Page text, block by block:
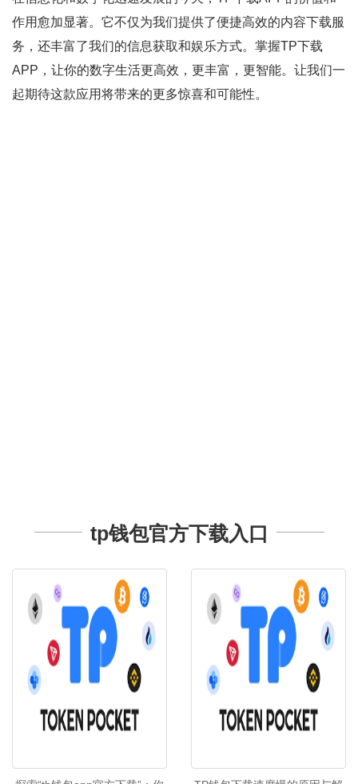
作用愈加显著。它不仅为我们提供了便捷高效的内容下载服
务，还丰富了我们的信息获取和娱乐方式。掌握TP下载
APP，让你的数字生活更高效，更丰富，更智能。让我们一
起期待这款应用将带来的更多惊喜和可能性。
tp钱包官方下载入口